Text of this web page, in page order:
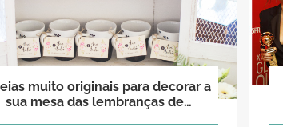
muito originais para decorar a
sua mesa das lembranças de